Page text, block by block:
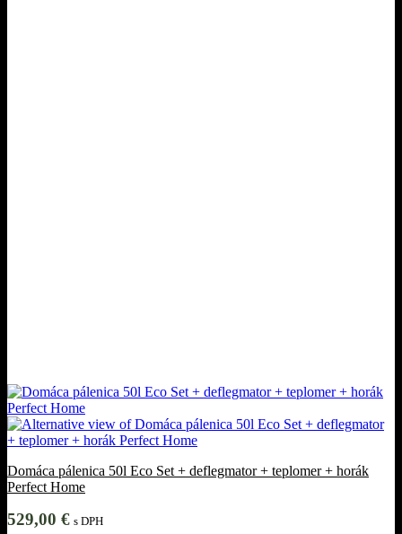
Domáca pálenica 50l Eco Set + deflegmator + teplomer + horák
Perfect Home
529,00 € s DPH